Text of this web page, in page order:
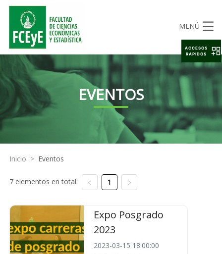
MENÚ
EVENTOS
Inicio > Eventos
7 elementos en total: 1
Expo Posgrado
2023
2023-03-15 18:00:00
ACCESOS
RAPIDOS